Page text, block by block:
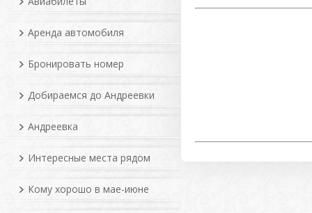
Аренда автомобиля
Бронировать номер
Добираемся до Андреевки
Андреевка
Интересные места рядом
Кому хорошо в мае-июне